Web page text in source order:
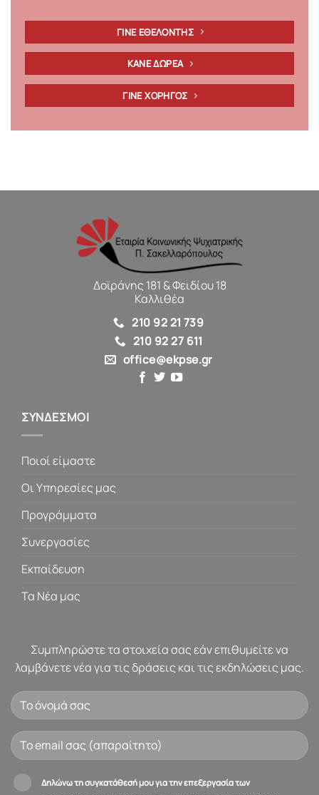
ΓΙΝΕ ΕΘΕΛΟΝΤΗΣ
ΚΑΝΕ ΔΩΡΕΑ
ΓΙΝΕ ΧΟΡΗΓΟΣ
Δοϊράνης 181 & Φειδίου 18
Καλλιθέα
210 92 21 739
210 92 27 611
office@ekpse.gr
ΣΥΝΔΕΣΜΟΙ
Ποιοί είμαστε
Οι Υπηρεσίες μας
Προγράμματα
Συνεργασίες
Εκπαίδευση
Τα Νέα μας
Συμπληρώστε τα στοιχεία σας εάν επιθυμείτε να
λαμβάνετε νέα για τις δράσεις και τις εκδηλώσεις μας.
Δηλώνω τη συγκατάθεσή μου για την επεξεργασία των